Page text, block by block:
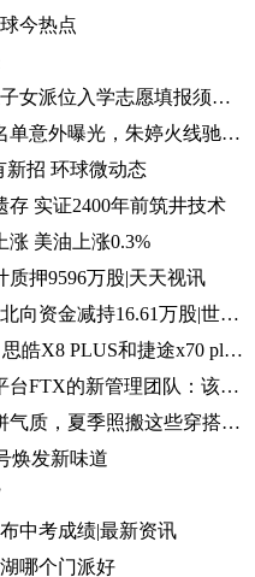
今热点
2023北京海淀19.1.1后购房业主子女派位入学志愿填报须知_今日热门
【播资讯】中国女排韩国站大名单意外曝光，朱婷火线驰援悬念揭晓，球迷沸腾
新招 环球微动态
实证2400年前筑井技术
涨 美油上涨0.3%
押9596万股|天天视讯
运达股份（300772）：6月26日北向资金减持16.61万股|世界焦点
热文：十万级中型SUV同台PK 思皓X8 PLUS和捷途x70 plus怎么
此前宣布破产的加密货币交易平台FTX的新管理团队：该公司已经恢复了70亿美元的流动性资产 世界报道
聚焦：女人到了50岁不拼长相拼气质，夏季照搬这些穿搭，高级又耐看
焕发新味道
中考成绩|最新资讯
哪个门派好